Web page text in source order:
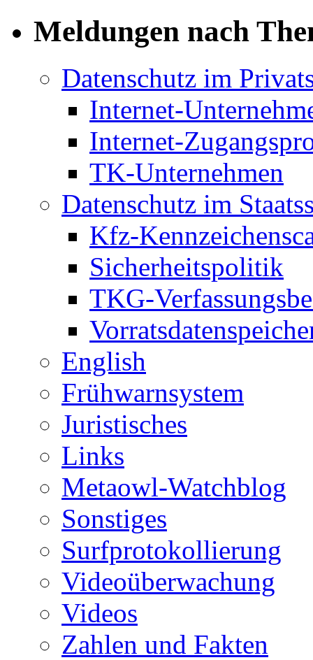
Meldungen nach
Datenschutz im
Internet-
Internet-
TK-Unternehmen
Datenschutz im
Kfz-
Sicherheitspolitik
TKG-
English
Frühwarnsystem
Juristisches
Links
Metaowl-Watchblog
Sonstiges
Surfprotokollierung
Videoüberwachung
Videos
Zahlen und Fakten